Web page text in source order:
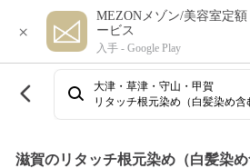
×
MEZONメゾン/美容室定
ービス
入手 - Google Play
大津・草津・守山・甲賀
リタッチ根元染め（白髪染め含
滋賀のリタッチ根元染め（白髪染め